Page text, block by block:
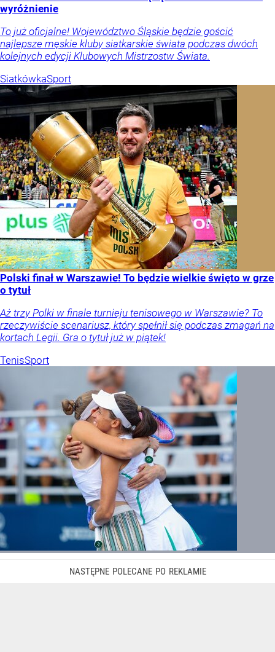
wyróżnienie
To już oficjalne! Województwo Śląskie będzie gościć
najlepsze męskie kluby siatkarskie świata podczas dwóch
kolejnych edycji Klubowych Mistrzostw Świata.
SiatkówkaSport
Polski finał w Warszawie! To będzie wielkie święto w grze
o tytuł
Aż trzy Polki w finale turnieju tenisowego w Warszawie? To
rzeczywiście scenariusz, który spełnił się podczas zmagań na
kortach Legii. Gra o tytuł już w piątek!
TenisSport